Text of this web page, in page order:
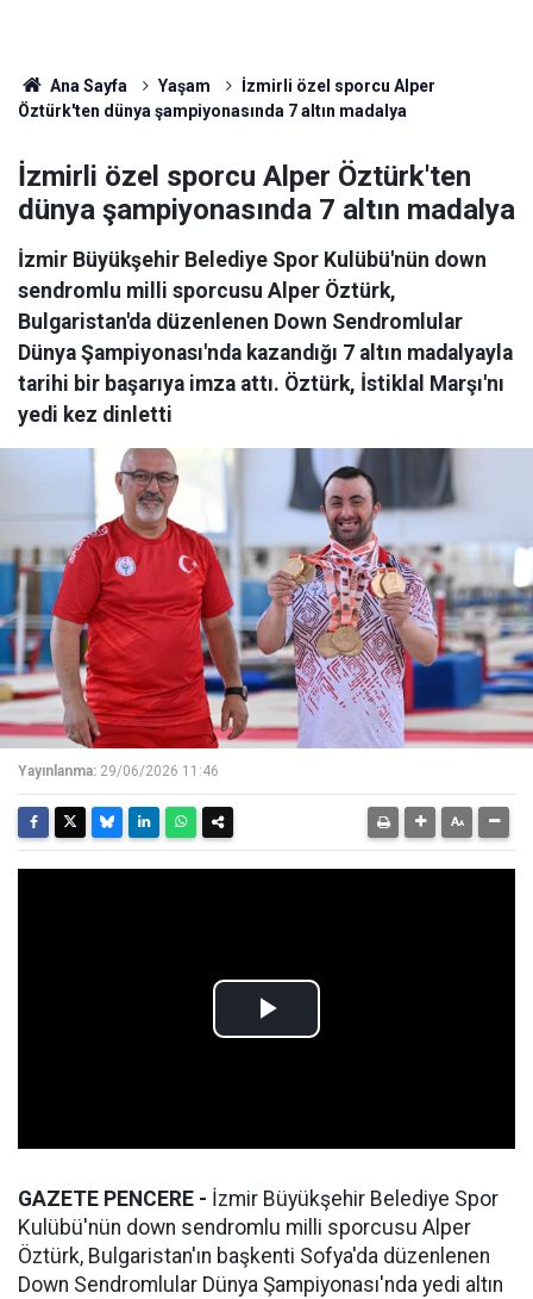
Ana Sayfa Yaşam
İzmirli özel sporcu Alper
Öztürk'ten dünya şampiyonasında 7 altın madalya
İzmirli özel sporcu Alper Öztürk'ten
dünya şampiyonasında 7 altın madalya
İzmir Büyükşehir Belediye Spor Kulübü'nün down
sendromlu milli sporcusu Alper Öztürk,
Bulgaristan'da düzenlenen Down Sendromlular
Dünya Şampiyonası'nda kazandığı 7 altın madalyayla
tarihi bir başarıya imza attı. Öztürk, İstiklal Marşı'nı
yedi kez dinletti
Yayınlanma: 29/06/2026 11:46
GAZETE PENCERE - İzmir Büyükşehir Belediye Spor
Kulübü'nün down sendromlu milli sporcusu Alper
Öztürk, Bulgaristan'ın başkenti Sofya'da düzenlenen
Down Sendromlular Dünya Şampiyonası'nda yedi altın